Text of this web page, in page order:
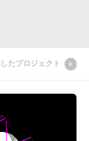
たプロジェクト 0